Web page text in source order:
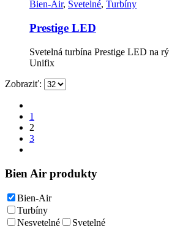
Bien-Air, Svetelné, Turbíny
Prestige LED
Svetelná turbína Prestige LED na
Unifix
Zobraziť:
1
2
3
Bien Air produkty
Bien-Air
Turbíny
Nesvetelné
Svetelné